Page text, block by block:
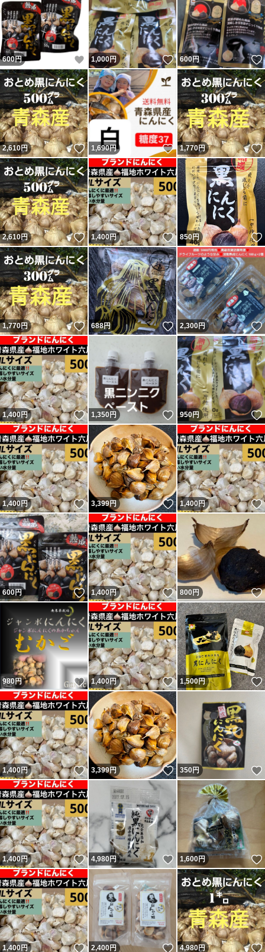
600円 いいね！
1,000円 いいね！
600円
2,610円 いいね！
1,690円 いいね！
1,770円
2,610円 いいね！
1,400円 いいね！
850円
1,770円 いいね！
688円 いいね！
2,300円
1,400円 いいね！
1,350円 いいね！
950円
1,400円 いいね！
3,399円 いいね！
1,400円
600円 いいね！
1,400円 いいね！
800円
980円 いいね！
1,400円 いいね！
1,500円
1,400円 いいね！
3,399円 いいね！
350円
1,400円 いいね！
4,980円 いいね！
1,600円
1,400円 いいね！
2,400円 いいね！
4,980円